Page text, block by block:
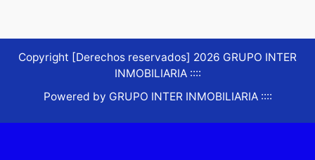
Copyright [Derechos reservados] 2026 GRUPO INTER
INMOBILIARIA ::::
Powered by GRUPO INTER INMOBILIARIA ::::